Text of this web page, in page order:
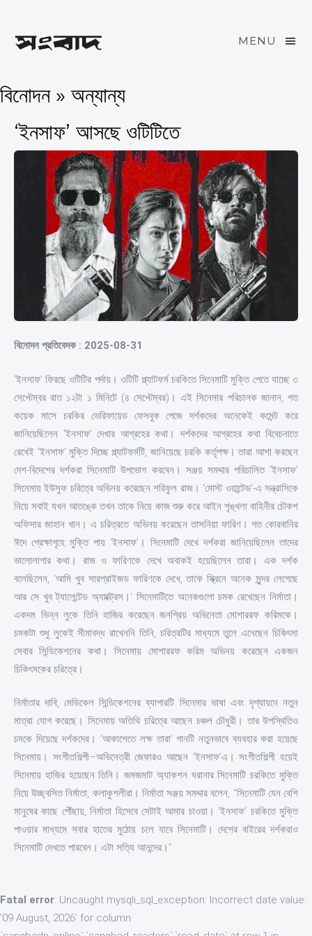
MENU
বিনোদন » অন্যান্য
‘ইনসাফ’ আসছে ওটিটিতে
বিনোদন প্রতিবেদক : 2025-08-31
‘ইনসাফ’ ফিরছে ওটিটির পর্দায়। ওটিটি প্ল্যাটফর্ম চরকিতে সিনেমাটি মুক্তি পেতে যাচ্ছে ৩
সেপ্টেম্বর রাত ১২টা ১ মিনিটে (৪ সেপ্টেম্বর)। এই সিনেমার পরিচালক জানান, গত
কয়েক মাসে চরকির ভেরিফায়েড ফেসবুক পেজে দর্শকদের অনেকেই কমেন্ট করে
জানিয়েছিলেন ‘ইনসাফ’ দেখার আগ্রহের কথা। দর্শকদের আগ্রহের কথা বিবেচনাতে
রেখেই ‘ইনসাফ’ মুক্তি দিচ্ছে প্ল্যাটফর্মটি, জানিয়েছে চরকি কর্তৃপক্ষ। তারা আশা করছেন
দেশ-বিদেশের দর্শকরা সিনেমাটি উপভোগ করবেন। সঞ্জয় সমদ্দার পরিচালিত ‘ইনসাফ’
সিনেমায় ইউসুফ চরিত্রে অভিনয় করেছেন শরিফুল রাজ। ‘মোস্ট ওয়ান্টেড’-এ সন্ত্রাসিকে
নিয়ে সবাই যখন আতঙ্কে তখন তাকে নিয়ে কাজ শুরু করে আইন শৃঙ্খলা বাহিনীর চৌকশ
অফিসার জাহান খান। এ চরিত্রতে অভিনয় করেছেন তাসনিয়া ফারিণ। গত কোরবানির
ঈদে প্রেক্ষাগৃহে মুক্তি পায় ‘ইনসাফ’। সিনেমাটি দেখে দর্শকরা জানিয়েছিলেন তাদের
ভালোলাগার কথা। রাজ ও ফারিণকে দেখে অবাকই হয়েছিলেন তারা। এক দর্শক
বলেছিলেন, ‘আমি খুব সারপ্রাইজড ফারিণকে দেখে, তাকে স্ক্রিনে অনেক সুন্দর লেগেছে
আর সে খুব ট্যালেন্টেড অ্যাক্ট্রেস।’ সিনেমাটিতে অনেকগুলো চমক রেখেছেন নির্মাতা।
একদম ভিন্ন লুকে তিনি হাজির করেছেন জনপ্রিয় অভিনেতা মোশাররফ করিমকে।
চমকটা শুধু লুকেই সীমাবদ্ধ রাখেননি তিনি, চরিত্রটির মাধ্যমে তুলে এনেছেন চিকিৎসা
সেবার সিন্ডিকেশনের কথা। সিনেমায় মোশাররফ করিম অভিনয় করেছেন একজন
চিকিৎসকের চরিত্রে।
নির্মাতার দাবি, মেডিকেল সিন্ডিকেশনের ব্যাপারটি সিনেমার ভাষা এবং দৃশ্যায়নে নতুন
মাত্রা যোগ করেছে। সিনেমায় অতিথি চরিত্রে আছেন চঞ্চল চৌধুরী। তার উপস্থিতিও
চমকে দিয়েছে দর্শকদের। ‘আকাশেতে লক্ষ তারা’ গানটি নতুনভাবে ব্যবহার করা হয়েছে
সিনেমায়। সংগীতশিল্পী–অভিনেত্রী জেফারও আছেন ‘ইনসাফ’এ। সংগীতশিল্পী হয়েই
সিনেমায় হাজির হয়েছেন তিনি। জমজমাট অ্যাকশন ঘরানার সিনেমাটি চরকিতে মুক্তি
নিয়ে উচ্ছ্বসিত নির্মাতা, কলাকুশলীরা। নির্মাতা সঞ্জয় সমদ্দার বলেন, ‘‘সিনেমাটি যেন বেশি
মানুষের কাছে পৌঁছায়, নির্মাতা হিসেবে সেটাই আমার চাওয়া। ‘ইনসাফ’ চরকিতে মুক্তি
পাওয়ার মাধ্যমে সবার হাতের মুঠোয় চলে যাবে সিনেমাটি। দেশের বাইরের দর্শকরাও
সিনেমাটি দেখতে পারবেন। এটা সত্যি আনন্দের।’’
Fatal error: Uncaught mysqli_sql_exception: Incorrect date value:
'09 August, 2026' for column